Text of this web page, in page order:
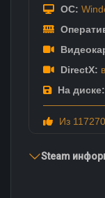
ОС:
DirectX:
На диске:
Из
Steam